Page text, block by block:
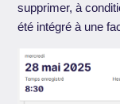
supprimer, à
été intégré à une